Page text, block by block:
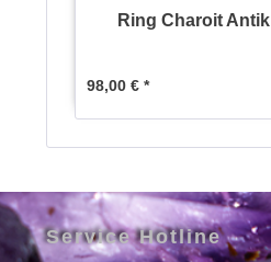
Ring Charoit Antik
98,00 € *
Service Hotline